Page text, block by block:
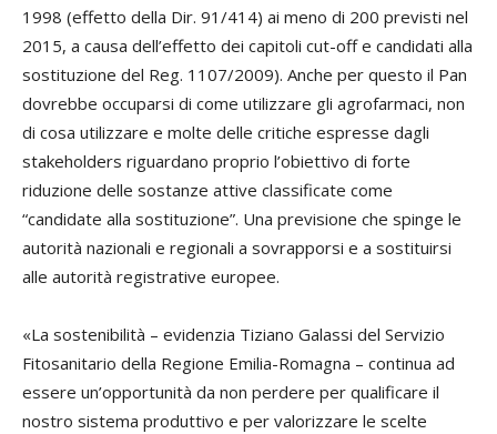
1998 (effetto della Dir. 91/414) ai meno di 200 previsti nel
2015, a causa dell’effetto dei capitoli cut-offe candidati alla
sostituzione del Reg. 1107/2009). Anche per questo il Pan
dovrebbe occuparsi di come utilizzare gli agrofarmaci, non
di cosa utilizzare e molte delle critiche espresse dagli
stakeholders riguardano proprio l’obiettivo di forte
riduzione delle sostanze attive classificate come
“candidate alla sostituzione”. Una previsione che spinge le
autorità nazionali e regionali a sovrapporsi e a sostituirsi
alle autorità registrative europee.
«La sostenibilità – evidenzia Tiziano Galassi del Servizio
Fitosanitario della Regione Emilia-Romagna – continua ad
essere un’opportunità da non perdere per qualificare il
nostro sistema produttivo e per valorizzare le scelte